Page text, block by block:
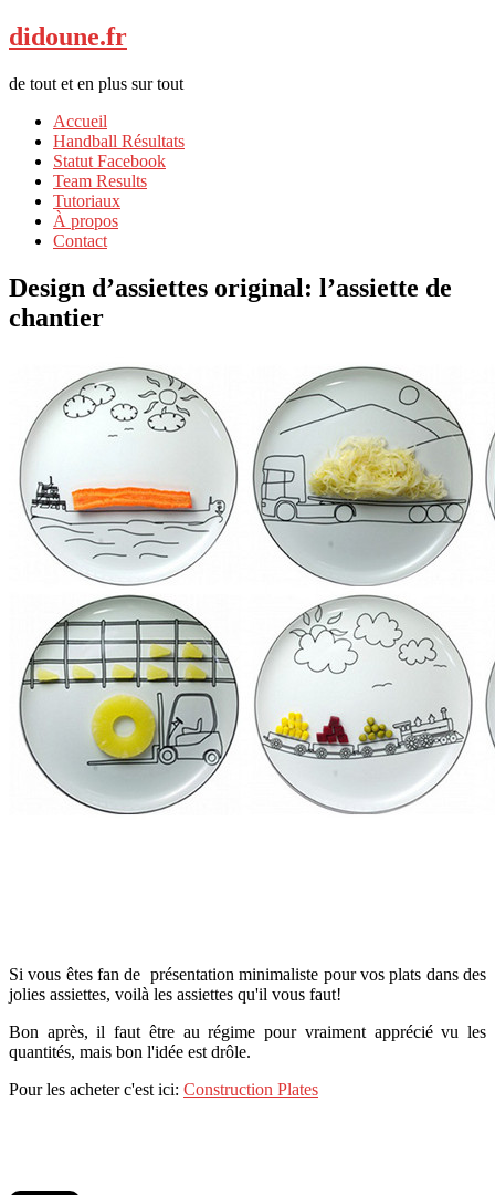
didoune.fr
de tout et en plus sur tout
Accueil
Handball Résultats
Statut Facebook
Team Results
Tutoriaux
À propos
Contact
Design d’assiettes original: l’assiette de
chantier
Si vous êtes fan de présentation minimaliste pour vos plats dans des
jolies assiettes, voilà les assiettes qu'il vous faut!
Bon après, il faut être au régime pour vraiment apprécié vu les
quantités, mais bon l'idée est drôle.
Pour les acheter c'est ici: Construction Plates